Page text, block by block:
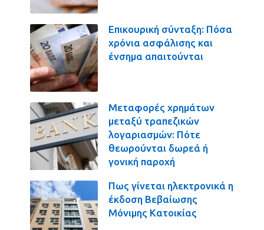
Επικουρική σύνταξη: Πόσα
χρόνια ασφάλισης και
ένσημα απαιτούνται
Μεταφορές χρημάτων
μεταξύ τραπεζικών
λογαριασμών: Πότε
θεωρούνται δωρεά ή
γονική παροχή
Πως γίνεται ηλεκτρονικά η
έκδοση Βεβαίωσης
Μόνιμης Κατοικίας